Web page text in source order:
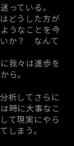
っている。
どうした方が
うなことを今
いか？ なんて
我々は進歩を
ら。
析してさらに
時に大事なこ
て現実にやら
しまう。